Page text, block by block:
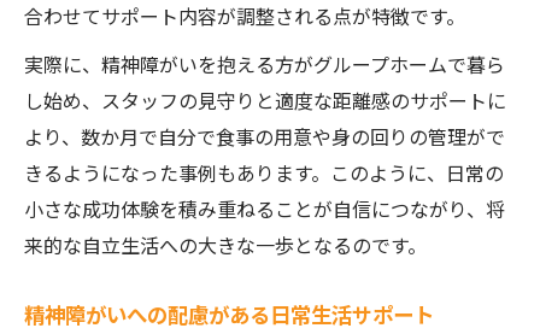
合わせてサポート内容が調整される点が特徴です。
実際に、精神障がいを抱える方がグループホームで暮ら
し始め、スタッフの見守りと適度な距離感のサポートに
より、数か月で自分で食事の用意や身の回りの管理がで
きるようになった事例もあります。このように、日常の
小さな成功体験を積み重ねることが自信につながり、将
来的な自立生活への大きな一歩となるのです。
精神障がいへの配慮がある日常生活サポート